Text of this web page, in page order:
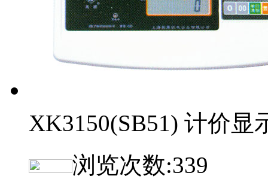
XK3150(SB51) 计价显
浏览次数:339